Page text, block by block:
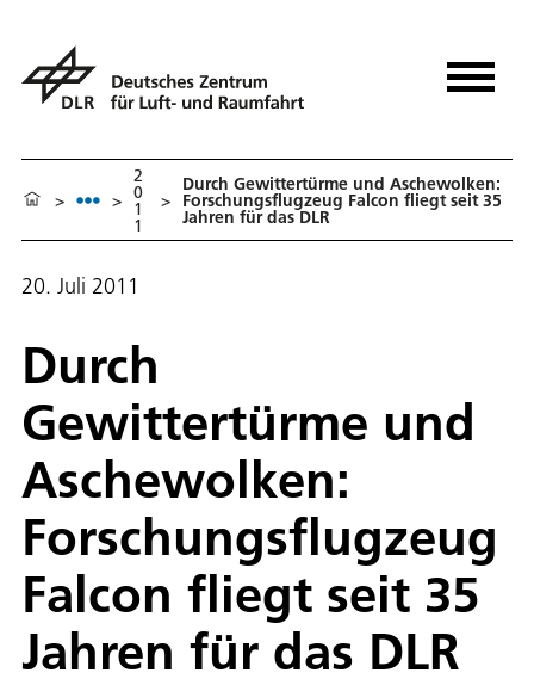
> >
2
0
1
1
>
Durch Gewittertürme und Aschewolken:
Forschungsflugzeug Falcon fliegt seit 35
Jahren für das DLR
20. Juli 2011
Durch
Gewittertürme und
Aschewolken:
Forschungsflugzeug
Falcon fliegt seit 35
Jahren für das DLR